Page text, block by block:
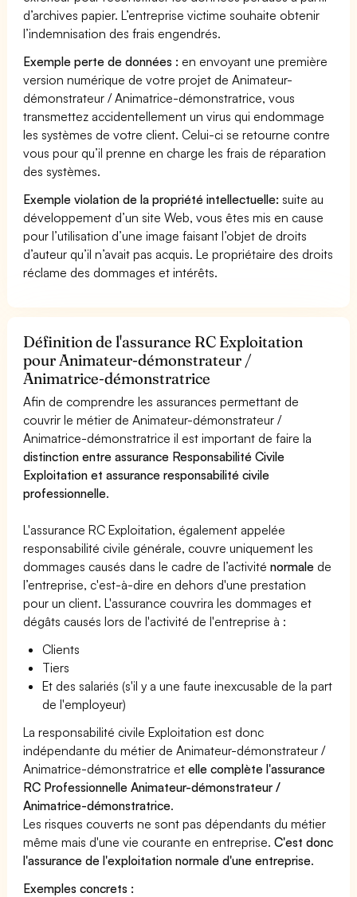
d’archives papier. L’entreprise victime souhaite obtenir
l’indemnisation des frais engendrés.
Exemple perte de données : en envoyant une première
version numérique de votre projet de Animateur-
démonstrateur / Animatrice-démonstratrice, vous
transmettez accidentellement un virus qui endommage
les systèmes de votre client. Celui-ci se retourne contre
vous pour qu’il prenne en charge les frais de réparation
des systèmes.
Exemple violation de la propriété intellectuelle: suite au
développement d’un site Web, vous êtes mis en cause
pour l’utilisation d’une image faisant l’objet de droits
d’auteur qu’il n’avait pas acquis. Le propriétaire des droits
réclame des dommages et intérêts.
Définition de l'assurance RC Exploitation
pour Animateur-démonstrateur /
Animatrice-démonstratrice
Afin de comprendre les assurances permettant de
couvrir le métier de Animateur-démonstrateur /
Animatrice-démonstratrice il est important de faire la
distinction entre assurance Responsabilité Civile
Exploitation et assurance responsabilité civile
professionnelle.
L'assurance RC Exploitation, également appelée
responsabilité civile générale, couvre uniquement les
dommages causés dans le cadre de l’activiténormale de
l’entreprise, c'est-à-dire en dehors d'une prestation
pour un client. L'assurance couvrira les dommages et
dégâts causés lors de l'activité de l'entreprise à :
Clients
Tiers
Et des salariés (s'il y a une faute inexcusable de la part
de l'employeur)
La responsabilité civile Exploitation est donc
indépendante du métier de Animateur-démonstrateur /
Animatrice-démonstratrice etelle complète l'assurance
RC Professionnelle Animateur-démonstrateur /
Animatrice-démonstratrice.
Les risques couverts ne sont pas dépendants du métier
même mais d'une vie courante en entreprise.C'est donc
l'assurance de l'exploitation normale d'une entreprise.
Exemples concrets :